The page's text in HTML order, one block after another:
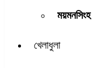
ময়মনসিংহ
খেলাধুলা